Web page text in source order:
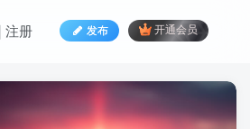
发布 开通会员
注册